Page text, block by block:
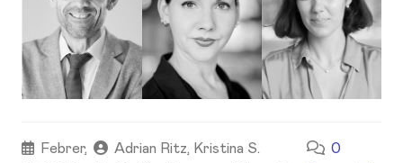
Febrer,
Adrian Ritz, Kristina S.
0